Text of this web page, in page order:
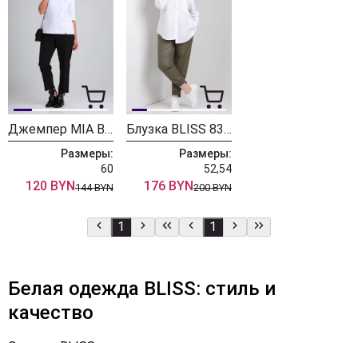
Джемпер MIA BLISS 8062 белый
Размеры:
60
120 BYN144 BYN
Блузка BLISS 8310 белый
Размеры:
52,54
176 BYN200 BYN
1 1
Белая одежда BLISS: стиль и
качество